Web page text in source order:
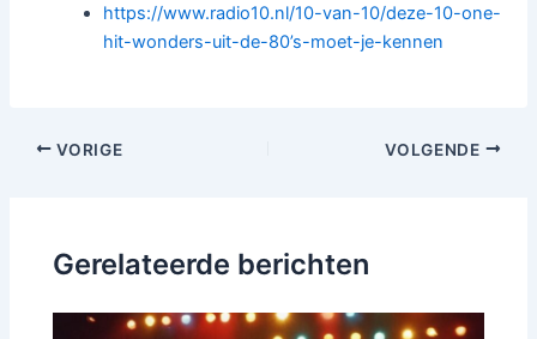
https://www.radio10.nl/10-van-10/deze-10-one-
hit-wonders-uit-de-80’s-moet-je-kennen
BerichtVORIGE VOLGENDE
Gerelateerde berichten